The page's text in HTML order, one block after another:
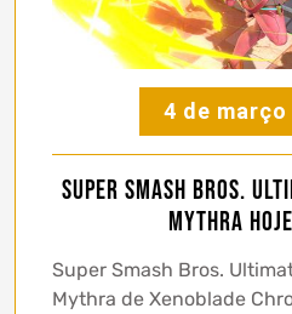
4 de março
Super Smash Bros.
Mythra hoje
Super Smash Bros.
Mythra de Xenoblade